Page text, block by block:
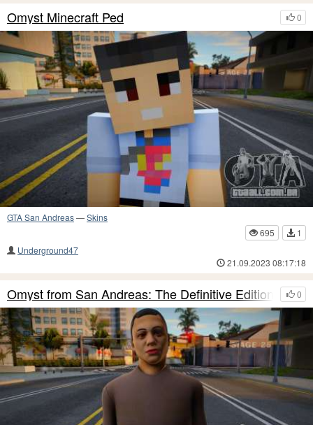
0
Omyst Minecraft Ped
GTA San Andreas—Skins
695
1
Underground47
21.09.2023 08:17:18
0
Omyst from San Andreas: The Definitive Edition